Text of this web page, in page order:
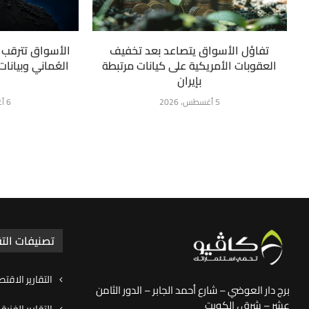
الأسواق تترقب
العُماني
6 أغسطس، 2026
تفاؤل الأسواق يتصاعد بعد تخفيف
العقوبات الأمريكية على كيانات مرتبطة
بإيران
5 أغسطس، 2026
برج دار العوضي – شارع أحمد الجابر – الدور الثامن
تصنيفات
التقارير